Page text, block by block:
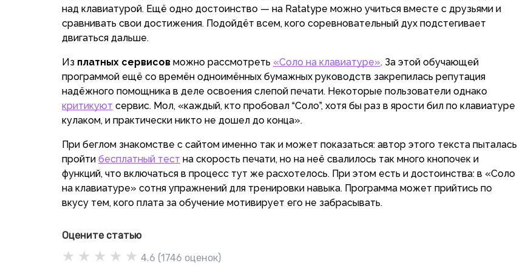
над клавиатурой. Ещё одно достоинство — на Ratatype можно учиться вместе с друзьями и
сравнивать свои достижения. Подойдёт всем, кого соревновательный дух подстегивает
двигаться дальше.
Из платных сервисов можно рассмотреть «Соло на клавиатуре». За этой обучающей
программой ещё со времён одноимённых бумажных руководств закрепилась репутация
надёжного помощника в деле освоения слепой печати. Некоторые пользователи однако
критикуют сервис. Мол, «каждый, кто пробовал “Соло”, хотя бы раз в ярости бил по клавиатуре
кулаком, и практически никто не дошел до конца».
При беглом знакомстве с сайтом именно так и может показаться: автор этого текста пыталась
пройти бесплатный тест на скорость печати, но на неё свалилось так много кнопочек и
функций, что включаться в процесс тут же расхотелось. При этом есть и достоинства: в «Соло
на клавиатуре» сотня упражнений для тренировки навыка. Программа может прийтись по
вкусу тем, кого плата за обучение мотивирует его не забрасывать.
Оцените статью
★ ★ ★ ★ ★ 4.6 (1746 оценок)